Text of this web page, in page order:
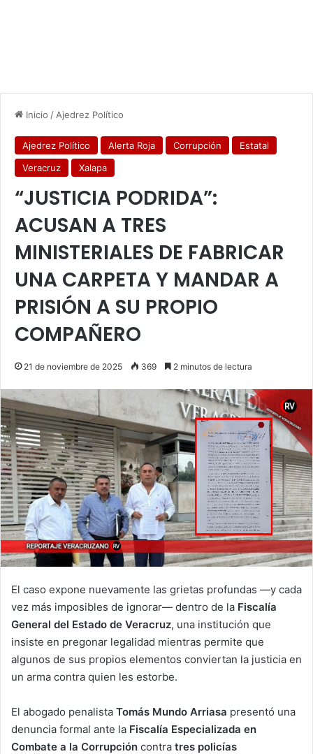
Inicio / Ajedrez Político
Ajedrez Político Alerta Roja Corrupción
Estatal
Veracruz
Xalapa
“JUSTICIA PODRIDA”:
ACUSAN A TRES
MINISTERIALES DE FABRICAR
UNA CARPETA Y MANDAR A
PRISIÓN A SU PROPIO
COMPAÑERO
21 de noviembre de 2025 369 2 minutos de lectura
El caso expone nuevamente las grietas profundas —y cada
vez más imposibles de ignorar— dentro de la Fiscalía
General del Estado de Veracruz, una institución que
insiste en pregonar legalidad mientras permite que
algunos de sus propios elementos conviertan la justicia en
un arma contra quien les estorbe.
El abogado penalista Tomás Mundo Arriasa presentó una
denuncia formal ante la Fiscalía Especializada en
Combate a la Corrupción contra tres policías